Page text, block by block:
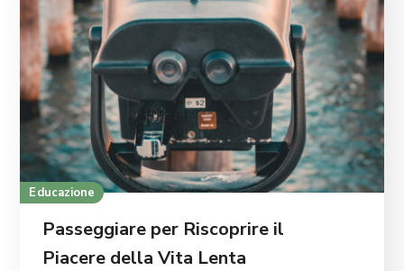
Educazione
Passeggiare per Riscoprire il
Piacere della Vita Lenta